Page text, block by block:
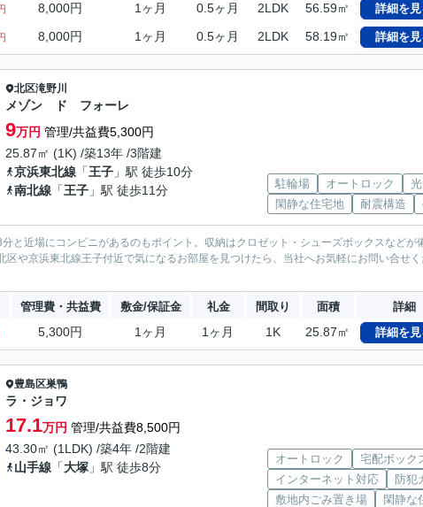
8,000円 1ヶ月 0.5ヶ月 2LDK 56.59㎡ 詳細を見
8,000円 1ヶ月 0.5ヶ月 2LDK 58.19㎡ 詳細を見
北区滝野川
メゾン ド フォーレ
9万円 管理/共益費5,300円
25.87㎡ (1K) /築13年 /3階建
京浜東北線 「王子 」駅 徒歩10分
南北線 「王子 」駅 徒歩11分 駐輪場 オートロック
閑静な住宅地
耐震構造
と近場にコンビニがあるのもポイント。収納はクロゼット・シューズボックスなどが
区や京浜東北線王子付近で気になるお部屋を見つけたら、当社へお気軽にお問い合せ
管理費・共益費 敷金/保証金 礼金 間取り 面積 詳細
5,300円 1ヶ月 1ヶ月 1K 25.87㎡ 詳細を見
豊島区巣鴨
ラ・ジョワ
17.1万円 管理/共益費8,500円
43.30㎡ (1LDK) /築4年 /2階建
山手線 「大塚 」駅 徒歩8分
オートロック
宅配ボック
インターネット対応
防犯
敷地内ごみ置き場
閑静な